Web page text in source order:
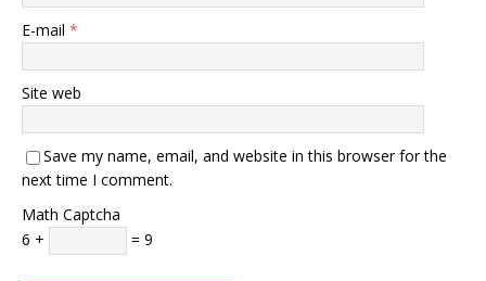
E-mail *
Site web
Save my name, email, and website in this browser for the
next time I comment.
Math Captcha
6 +
= 9